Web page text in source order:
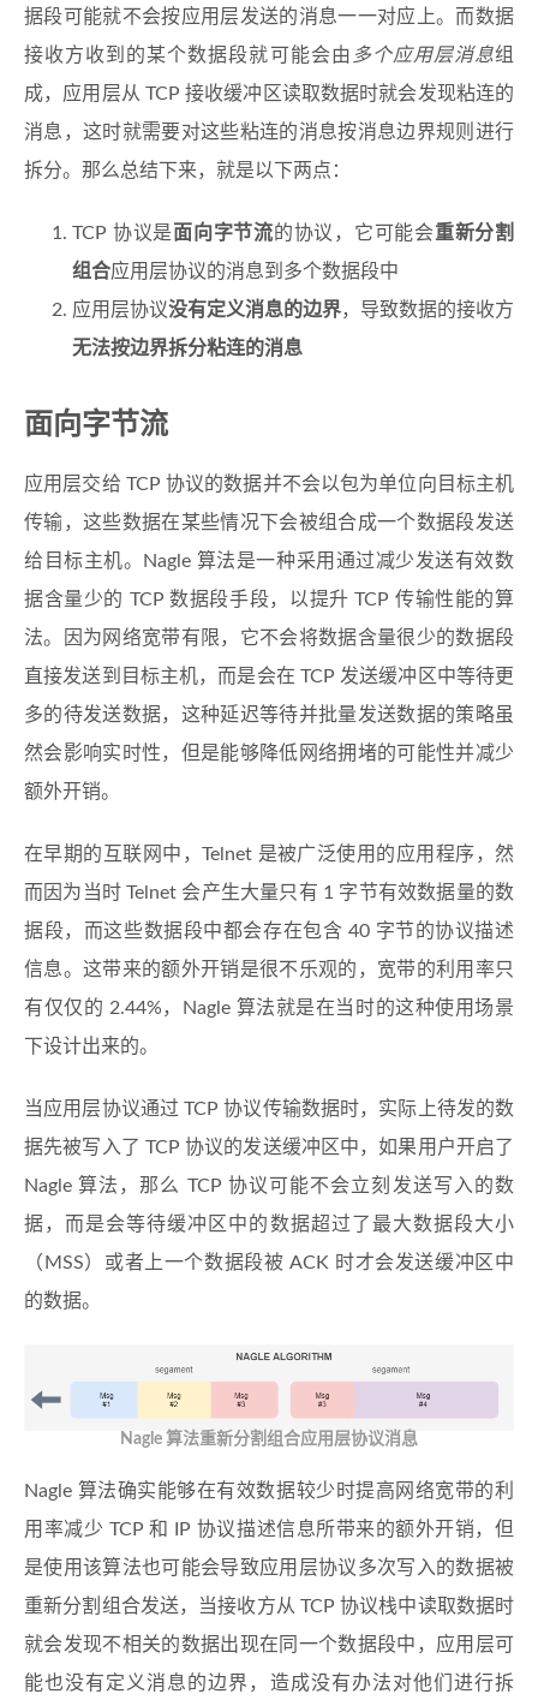
据段可能就不会按应用层发送的消息一一对应上。而数据
接收方收到的某个数据段就可能会由 多个应用层消息组
成，应用层从 TCP 接收缓冲区读取数据时就会发现粘连的
消息，这时就需要对这些粘连的消息按消息边界规则进行
拆分。那么总结下来，就是以下两点：
TCP 协议是面向字节流的协议，它可能会重新分割
组合应用层协议的消息到多个数据段中
应用层协议没有定义消息的边界，导致数据的接收方
无法按边界拆分粘连的消息
面向字节流
应用层交给 TCP 协议的数据并不会以包为单位向目标主机
传输，这些数据在某些情况下会被组合成一个数据段发送
给目标主机。Nagle 算法是一种采用通过减少发送有效数
据含量少的 TCP 数据段手段，以提升 TCP 传输性能的算
法。因为网络宽带有限，它不会将数据含量很少的数据段
直接发送到目标主机，而是会在 TCP 发送缓冲区中等待更
多的待发送数据，这种延迟等待并批量发送数据的策略虽
然会影响实时性，但是能够降低网络拥堵的可能性并减少
额外开销。
在早期的互联网中，Telnet 是被广泛使用的应用程序，然
而因为当时 Telnet 会产生大量只有 1 字节有效数据量的数
据段，而这些数据段中都会存在包含 40 字节的协议描述
信息。这带来的额外开销是很不乐观的，宽带的利用率只
有仅仅的 2.44%，Nagle 算法就是在当时的这种使用场景
下设计出来的。
当应用层协议通过 TCP 协议传输数据时，实际上待发的数
据先被写入了 TCP 协议的发送缓冲区中，如果用户开启了
Nagle 算法，那么 TCP 协议可能不会立刻发送写入的数
据，而是会等待缓冲区中的数据超过了最大数据段大小
（MSS）或者上一个数据段被 ACK 时才会发送缓冲区中
的数据。
Nagle 算法重新分割组合应用层协议消息
Nagle 算法确实能够在有效数据较少时提高网络宽带的利
用率减少 TCP 和 IP 协议描述信息所带来的额外开销，但
是使用该算法也可能会导致应用层协议多次写入的数据被
重新分割组合发送，当接收方从 TCP 协议栈中读取数据时
就会发现不相关的数据出现在同一个数据段中，应用层可
能也没有定义消息的边界，造成没有办法对他们进行拆